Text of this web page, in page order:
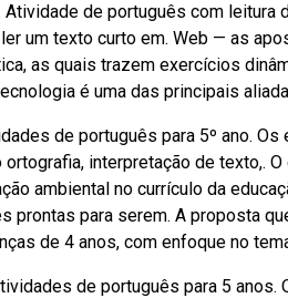
de português com leitura
um texto curto em. Web — as
as quais trazem exercícios
é uma das principais
de português para 5º ano.
ortografia, interpretação de texto,.
ambiental no currículo da
prontas para serem. A proposta
de 4 anos, com enfoque no
de português para 5 anos.